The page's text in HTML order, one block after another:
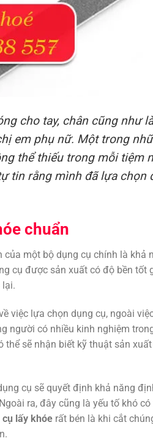
cho tay, chân cũng như
em phụ nữ. Một trong
thể thiếu trong mỗi tiệm
tin rằng mình đã lựa chọn
chuẩn
của một bộ dụng cụ chính là khả
cụ được sản xuất có độ bền tốt
lại.
việc lựa chọn dụng cụ, ngoài
người có nhiều kinh nghiệm
thể sẽ nhận biết kỹ thuật sản
cụ sẽ quyết định khả năng
ra, đây cũng là yếu tố khó
cụ lấy khóe rất bén là khi cắt